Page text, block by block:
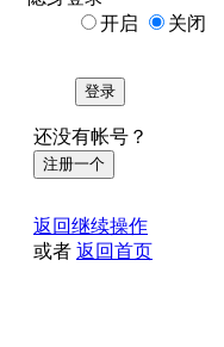
开启
关闭
登录
还没有帐号？
注册一个
返回继续操作
或者 返回首页